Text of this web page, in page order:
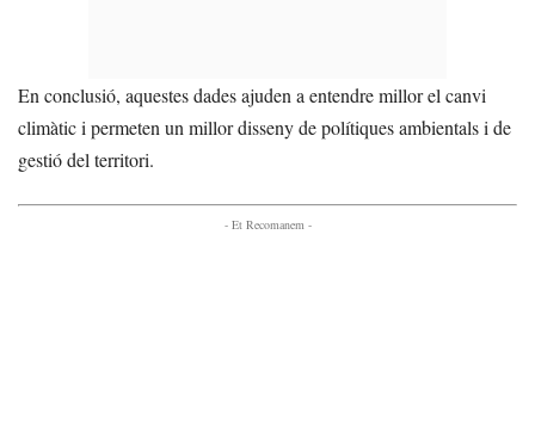
En conclusió, aquestes dades ajuden a entendre millor el canvi
climàtic i permeten un millor disseny de polítiques ambientals i de
gestió del territori.
- Et Recomanem -